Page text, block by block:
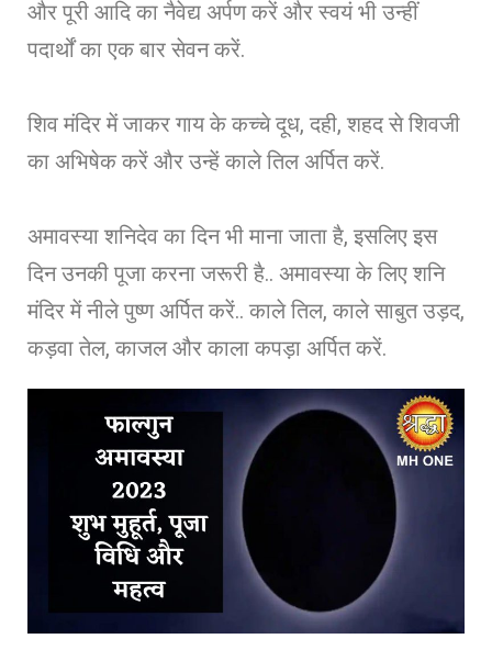
और पूरी आदि का नैवेद्य अर्पण करें और स्वयं भी उन्हीं
पदार्थों का एक बार सेवन करें.
शिव मंदिर में जाकर गाय के कच्चे दूध, दही, शहद से शिवजी
का अभिषेक करें और उन्हें काले तिल अर्पित करें.
अमावस्या शनिदेव का दिन भी माना जाता है, इसलिए इस
दिन उनकी पूजा करना जरूरी है.. अमावस्या के लिए शनि
मंदिर में नीले पुष्ण अर्पित करें.. काले तिल, काले साबुत उड़द,
कड़वा तेल, काजल और काला कपड़ा अर्पित करें.